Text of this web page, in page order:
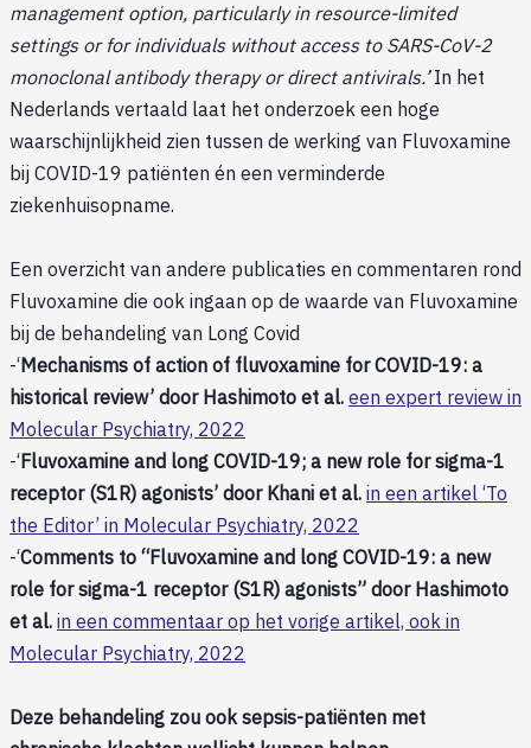
management option, particularly in resource-limited
settings or for individuals without access to SARS-CoV-2
monoclonal antibody therapy or direct antivirals.’In het
Nederlands vertaald laat het onderzoek een hoge
waarschijnlijkheid zien tussen de werking van Fluvoxamine
bij COVID-19 patiënten én een verminderde
ziekenhuisopname.
Een overzicht van andere publicaties en commentaren rond
Fluvoxamine die ook ingaan op de waarde van Fluvoxamine
bij de behandeling van Long Covid
-‘Mechanisms of action of fluvoxamine for COVID-19: a
historical review’ door Hashimoto et al. een expert review in
Molecular Psychiatry, 2022
-‘Fluvoxamine and long COVID-19; a new role for sigma-1
receptor (S1R) agonists’ door Khani et al. in een artikel ‘To
the Editor’ in Molecular Psychiatry, 2022
-‘Comments to “Fluvoxamine and long COVID-19: a new
role for sigma-1 receptor (S1R) agonists” door Hashimoto
et al. in een commentaar op het vorige artikel, ook in
Molecular Psychiatry, 2022
Deze behandeling zou ook sepsis-patiënten met